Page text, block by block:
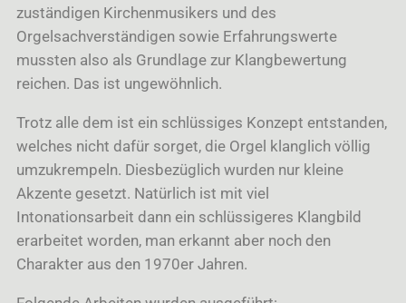
zuständigen Kirchenmusikers und des
Orgelsachverständigen sowie Erfahrungswerte
mussten also als Grundlage zur Klangbewertung
reichen. Das ist ungewöhnlich.
Trotz alle dem ist ein schlüssiges Konzept entstanden,
welches nicht dafür sorget, die Orgel klanglich völlig
umzukrempeln. Diesbezüglich wurden nur kleine
Akzente gesetzt. Natürlich ist mit viel
Intonationsarbeit dann ein schlüssigeres Klangbild
erarbeitet worden, man erkannt aber noch den
Charakter aus den 1970er Jahren.